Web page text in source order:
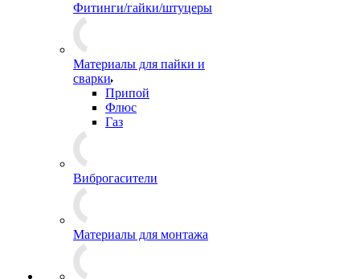
Фитинги/гайки/штуцеры
Материалы для пайки и
сварки
Припой
Флюс
Газ
Виброгасители
Материалы для монтажа